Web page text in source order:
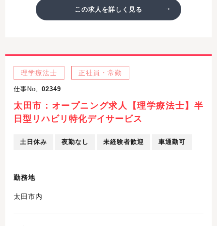
この求人を詳しく見る
理学療法士 正社員・常勤
仕事No, 02349
太田市：オープニング求人【理学療法士】半
日型リハビリ特化デイサービス
土日休み 夜勤なし 未経験者歓迎 車通勤可
勤務地
太田市内